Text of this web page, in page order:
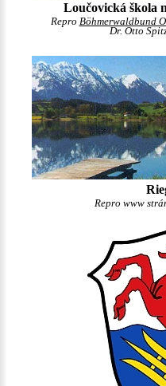
Loučovická škola
Repro Böhmerwaldbund
Dr. Otto
Repro www